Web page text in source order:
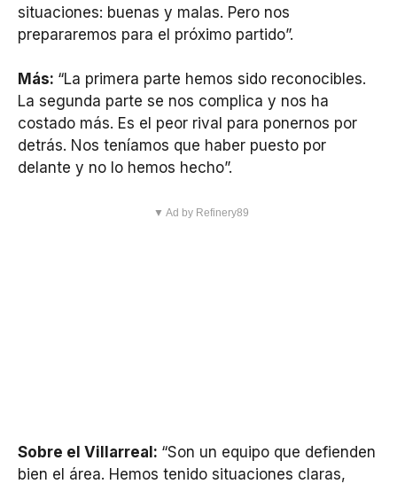
situaciones: buenas y malas. Pero nos
prepararemos para el próximo partido”.
Más: “La primera parte hemos sido reconocibles.
La segunda parte se nos complica y nos ha
costado más. Es el peor rival para ponernos por
detrás. Nos teníamos que haber puesto por
delante y no lo hemos hecho”.
▼ Ad by Refinery89
Sobre el Villarreal: “Son un equipo que defienden
bien el área. Hemos tenido situaciones claras,